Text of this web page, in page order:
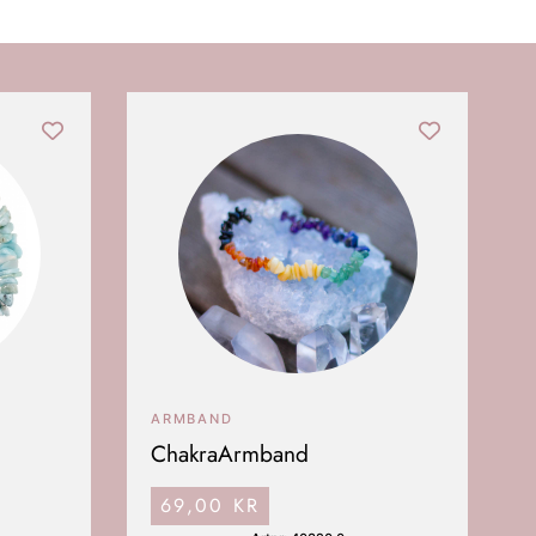
ARMBAND
ChakraArmband
69,00 KR